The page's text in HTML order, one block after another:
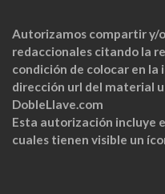
Autorizamos compartir y/
redaccionales citando la
condición de colocar en
dirección url del material
DobleLlave.com
Esta autorización incluye
cuales tienen visible un